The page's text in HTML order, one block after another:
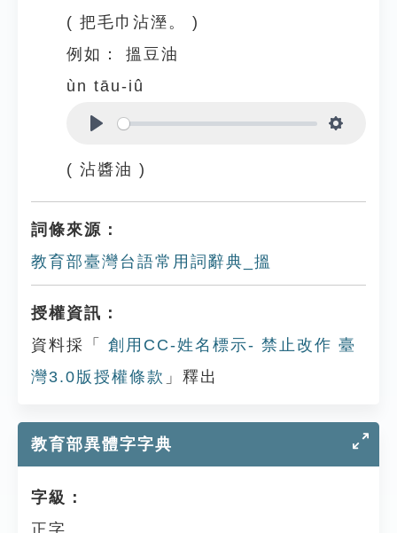
( 把毛巾沾溼。 )
例如：
搵豆油
ùn tāu-iû
( 沾醬油 )
詞條來源：
教育部臺灣台語常用詞辭典_搵
授權資訊：
資料採「
創用CC-姓名標示- 禁止改作 臺
灣3.0版授權條款 」釋出
教育部異體字字典
字級：
正字